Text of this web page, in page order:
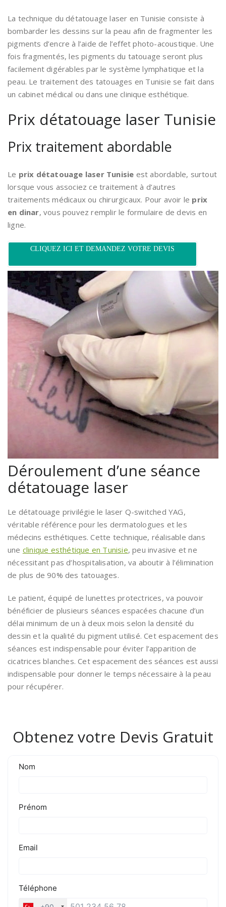
La technique du détatouage laser en Tunisie consiste à
bombarder les dessins sur la peau afin de fragmenter les
pigments d’encre à l’aide de l’effet photo-acoustique. Une
fois fragmentés, les pigments du tatouage seront plus
facilement digérables par le système lymphatique et la
peau. Le traitement des tatouages en Tunisie se fait dans
un cabinet médical ou dans une clinique esthétique.
Prix détatouage laser Tunisie
Prix traitement abordable
Le prix détatouage laser Tunisie est abordable, surtout
lorsque vous associez ce traitement à d’autres
traitements médicaux ou chirurgicaux. Pour avoir le prix
en dinar, vous pouvez remplir le formulaire de devis en
ligne.
CLIQUEZ ICI ET DEMANDEZ VOTRE DEVIS
Déroulement d’une séance
détatouage laser
Le détatouage privilégie le laser Q-switched YAG,
véritable référence pour les dermatologues et les
médecins esthétiques. Cette technique, réalisable dans
une clinique esthétique en Tunisie, peu invasive et ne
nécessitant pas d’hospitalisation, va aboutir à l’élimination
de plus de 90% des tatouages.
Le patient, équipé de lunettes protectrices, va pouvoir
bénéficier de plusieurs séances espacées chacune d’un
délai minimum de un à deux mois selon la densité du
dessin et la qualité du pigment utilisé. Cet espacement des
séances est indispensable pour éviter l’apparition de
cicatrices blanches. Cet espacement des séances est aussi
indispensable pour donner le temps nécessaire à la peau
pour récupérer.
Obtenez votre Devis Gratuit